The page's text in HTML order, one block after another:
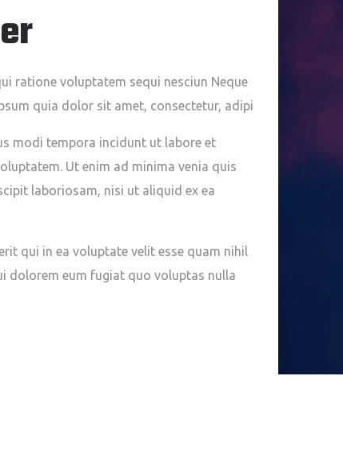
ratione voluptatem sequi nesciun Neque
quia dolor sit amet, consectetur, adipi
modi tempora incidunt ut labore et
Ut enim ad minima venia quis
laboriosam, nisi ut aliquid ex ea
qui in ea voluptate velit esse quam nihil
dolorem eum fugiat quo voluptas nulla